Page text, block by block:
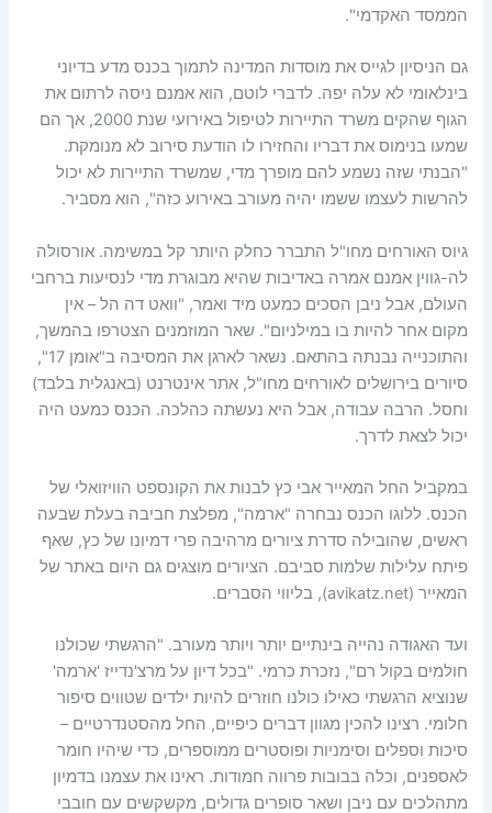
הממסד האקדמי".
גם הניסיון לגייס את מוסדות המדינה לתמוך בכנס מדע בדיוני
בינלאומי לא עלה יפה. לדברי לוטם, הוא אמנם ניסה לרתום את
הגוף שהקים משרד התיירות לטיפול באירועי שנת 2000, אך הם
שמעו בנימוס את דבריו והחזירו לו הודעת סירוב לא מנומקת.
"הבנתי שזה נשמע להם מופרך מדי, שמשרד התיירות לא יכול
להרשות לעצמו ששמו יהיה מעורב באירוע כזה", הוא מסביר.
גיוס האורחים מחו"ל התברר כחלק היותר קל במשימה. אורסולה
לה-גווין אמנם אמרה באדיבות שהיא מבוגרת מדי לנסיעות ברחבי
העולם, אבל ניבן הסכים כמעט מיד ואמר, "וואט דה הל – אין
מקום אחר להיות בו במילניום". שאר המוזמנים הצטרפו בהמשך,
והתוכנייה נבנתה בהתאם. נשאר לארגן את המסיבה ב"אומן 17",
סיורים בירושלים לאורחים מחו"ל, אתר אינטרנט (באנגלית בלבד)
וחסל. הרבה עבודה, אבל היא נעשתה כהלכה. הכנס כמעט היה
יכול לצאת לדרך.
במקביל החל המאייר אבי כץ לבנות את הקונספט הוויזואלי של
הכנס. ללוגו הכנס נבחרה "ארמה", מפלצת חביבה בעלת שבעה
ראשים, שהובילה סדרת ציורים מרהיבה פרי דמיונו של כץ, שאף
פיתח עלילות שלמות סביבם. הציורים מוצגים גם היום באתר של
המאייר (avikatz.net), בליווי הסברים.
ועד האגודה נהייה בינתיים יותר ויותר מעורב. "הרגשתי שכולנו
חולמים בקול רם", נזכרת כרמי. "בכל דיון על מרצ'נדייז 'ארמה'
שנוציא הרגשתי כאילו כולנו חוזרים להיות ילדים שטווים סיפור
חלומי. רצינו להכין מגוון דברים כיפיים, החל מהסטנדרטיים –
סיכות וספלים וסימניות ופוסטרים ממוספרים, כדי שיהיו חומר
לאספנים, וכלה בבובות פרווה חמודות. ראינו את עצמנו בדמיון
מתהלכים עם ניבן ושאר סופרים גדולים, מקשקשים עם חובבי